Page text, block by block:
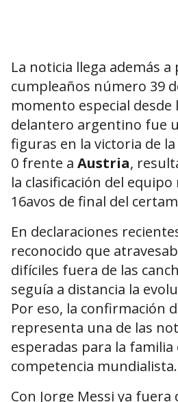
La noticia llega además a
cumpleaños número 39
momento especial desde
delantero argentino fue
figuras en la victoria de la
0 frente a Austria,
la clasificación del equipo
16avos de final del
En declaraciones
reconocido que
difíciles fuera de las
seguía a distancia la
Por eso, la confirmación
representa una de las
esperadas para la familia
competencia mundialista.
Con Jorge Messi ya fuera